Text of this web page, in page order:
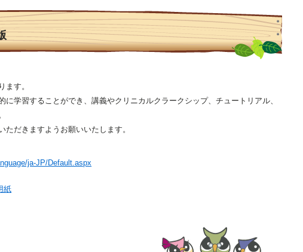
ます。
学習することができ、講義やクリニカルクラークシップ、チュートリアル、
だきますようお願いいたします。
ja-JP/Default.aspx
紙